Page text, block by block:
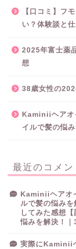
【口コミ】フ
い？体験談と
2025年富士薬
想
38歳女性の
Kaminiiヘアオ
イルで髪の悩み
最近のコメン
Kaminiiヘアオ
ルで髪の悩みを
してみた感想
悩みを解決！
実際にKaminii